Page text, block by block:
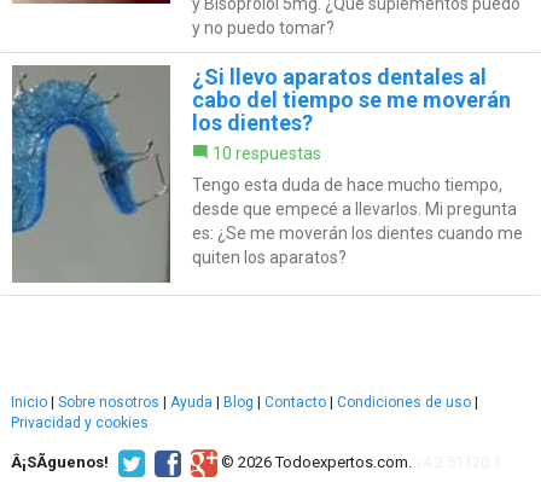
y no puedo tomar?
¿Si llevo aparatos dentales al
cabo del tiempo se me moverán
los dientes?
10 respuestas
Tengo esta duda de hace mucho tiempo,
desde que empecé a llevarlos. Mi pregunta
es: ¿Se me moverán los dientes cuando me
quiten los aparatos?
Inicio | Sobre nosotros | Ayuda | Blog | Contacto | Condiciones de uso |
Privacidad y cookies
Â¡SÃ­guenos! © 2026 Todoexpertos.com.